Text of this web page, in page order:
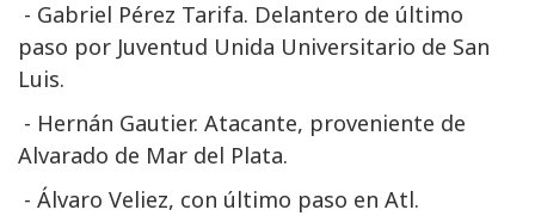
- Gabriel Pérez Tarifa. Delantero de último
paso por Juventud Unida Universitario de San
Luis.
- Hernán Gautier. Atacante, proveniente de
Alvarado de Mar del Plata.
- Álvaro Veliez, con último paso en Atl.